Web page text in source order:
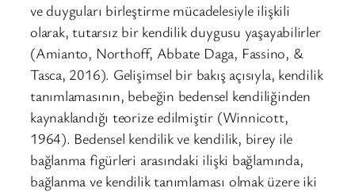
ve duyguları birleştirme mücadelesiyle ilişkili
olarak, tutarsız bir kendilik duygusu yaşayabilirler
(Amianto, Northoff, Abbate Daga, Fassino, &
Tasca, 2016). Gelişimsel bir bakış açısıyla, kendilik
tanımlamasının, bebeğin bedensel kendiliğinden
kaynaklandığı teorize edilmiştir (Winnicott,
1964). Bedensel kendilik ve kendilik, birey ile
bağlanma figürleri arasındaki ilişki bağlamında,
bağlanma ve kendilik tanımlaması olmak üzere iki